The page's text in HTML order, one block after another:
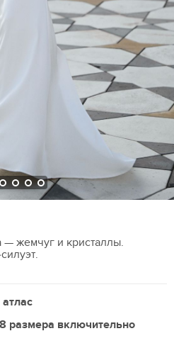
жемчуг и кристаллы.
размера включительно